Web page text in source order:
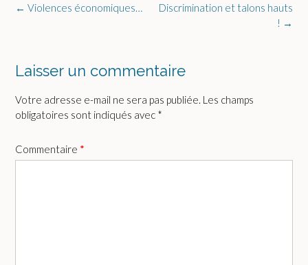
Post
Discrimination et talons hauts
! →
← Violences économiques…
Laisser un commentaire
Votre adresse e-mail ne sera pas publiée. Les champs
obligatoires sont indiqués avec *
Commentaire *